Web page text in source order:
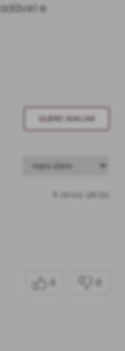
e
QUERO AVALIAR
4 anos atrás